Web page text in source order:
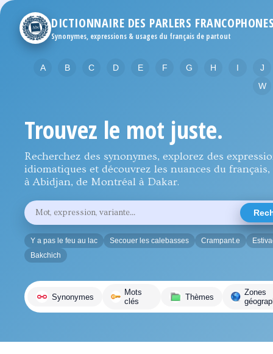
DICTIONNAIRE DES PARLERS
Synonymes, expressions & usages du français de partout
A B C D E F G H I
J
W
Trouvez le mot juste.
Recherchez des synonymes, explorez des
idiomatiques et découvrez les nuances du français,
à Abidjan, de Montréal à Dakar.
Rechercher
un
mot,
une
expression
ou
une
Y a pas le feu au lac Secouer les calebasses Crampant.e
Bakchich
Synonymes
Mots
clés
Thèmes
Zones